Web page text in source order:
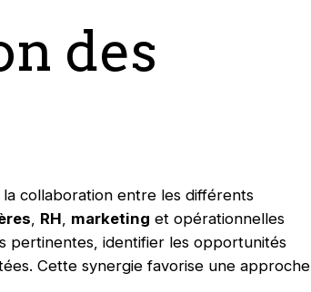
des
collaboration entre les différents
RH marketing et opérationnelles
pertinentes, identifier les opportunités
Cette synergie favorise une approche